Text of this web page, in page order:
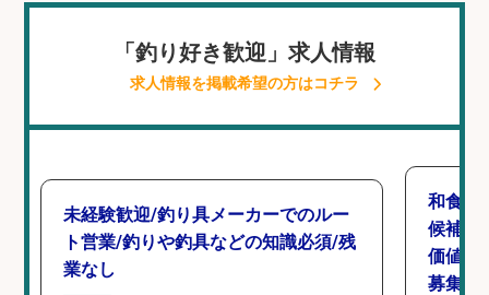
「釣り好き歓迎」求人情報
求人情報を掲載希望の方はコチラ
未経験歓迎/釣り具メーカーでのルー
ト営業/釣りや釣具などの知識必須/残
業なし
和食,
候補/
価値を
募集